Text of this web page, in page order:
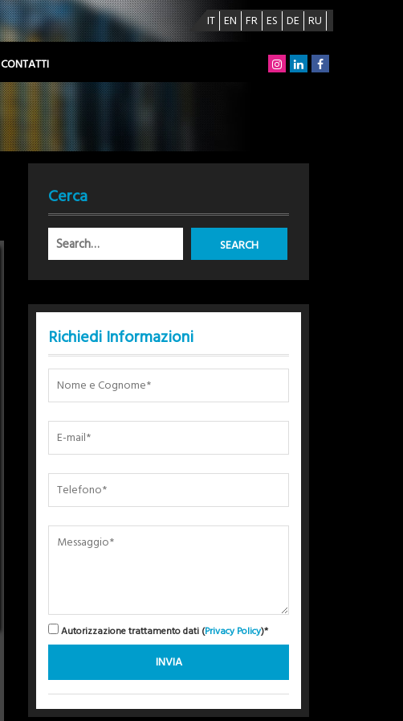
IT EN FR ES DE RU
CONTATTI
Cerca
Richiedi Informazioni
Autorizzazione trattamento dati (Privacy Policy)*